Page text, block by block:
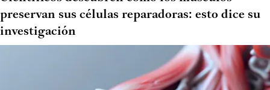
preservan sus células reparadoras: esto dice su
investigación